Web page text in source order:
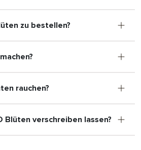
zu bestellen?
rauchen?
Blüten verschreiben lassen?